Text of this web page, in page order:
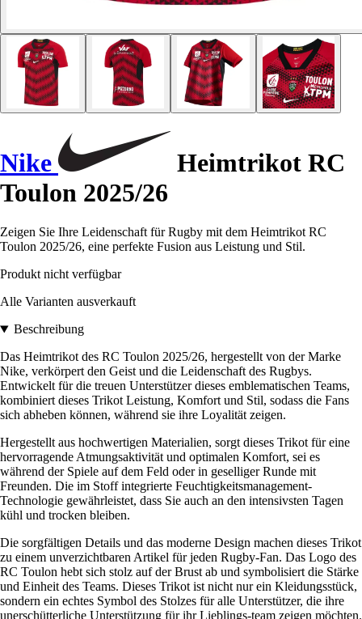
Nike
Heimtrikot RC
Toulon 2025/26
Zeigen Sie Ihre Leidenschaft für Rugby mit dem Heimtrikot RC
Toulon 2025/26, eine perfekte Fusion aus Leistung und Stil.
Produkt nicht verfügbar
Alle Varianten ausverkauft
Beschreibung
Das Heimtrikot des RC Toulon 2025/26, hergestellt von der Marke
Nike, verkörpert den Geist und die Leidenschaft des Rugbys.
Entwickelt für die treuen Unterstützer dieses emblematischen Teams,
kombiniert dieses Trikot Leistung, Komfort und Stil, sodass die Fans
sich abheben können, während sie ihre Loyalität zeigen.
Hergestellt aus hochwertigen Materialien, sorgt dieses Trikot für eine
hervorragende Atmungsaktivität und optimalen Komfort, sei es
während der Spiele auf dem Feld oder in geselliger Runde mit
Freunden. Die im Stoff integrierte Feuchtigkeitsmanagement-
Technologie gewährleistet, dass Sie auch an den intensivsten Tagen
kühl und trocken bleiben.
Die sorgfältigen Details und das moderne Design machen dieses Trikot
zu einem unverzichtbaren Artikel für jeden Rugby-Fan. Das Logo des
RC Toulon hebt sich stolz auf der Brust ab und symbolisiert die Stärke
und Einheit des Teams. Dieses Trikot ist nicht nur ein Kleidungsstück,
sondern ein echtes Symbol des Stolzes für alle Unterstützer, die ihre
unerschütterliche Unterstützung für ihr Lieblings-team zeigen möchten.